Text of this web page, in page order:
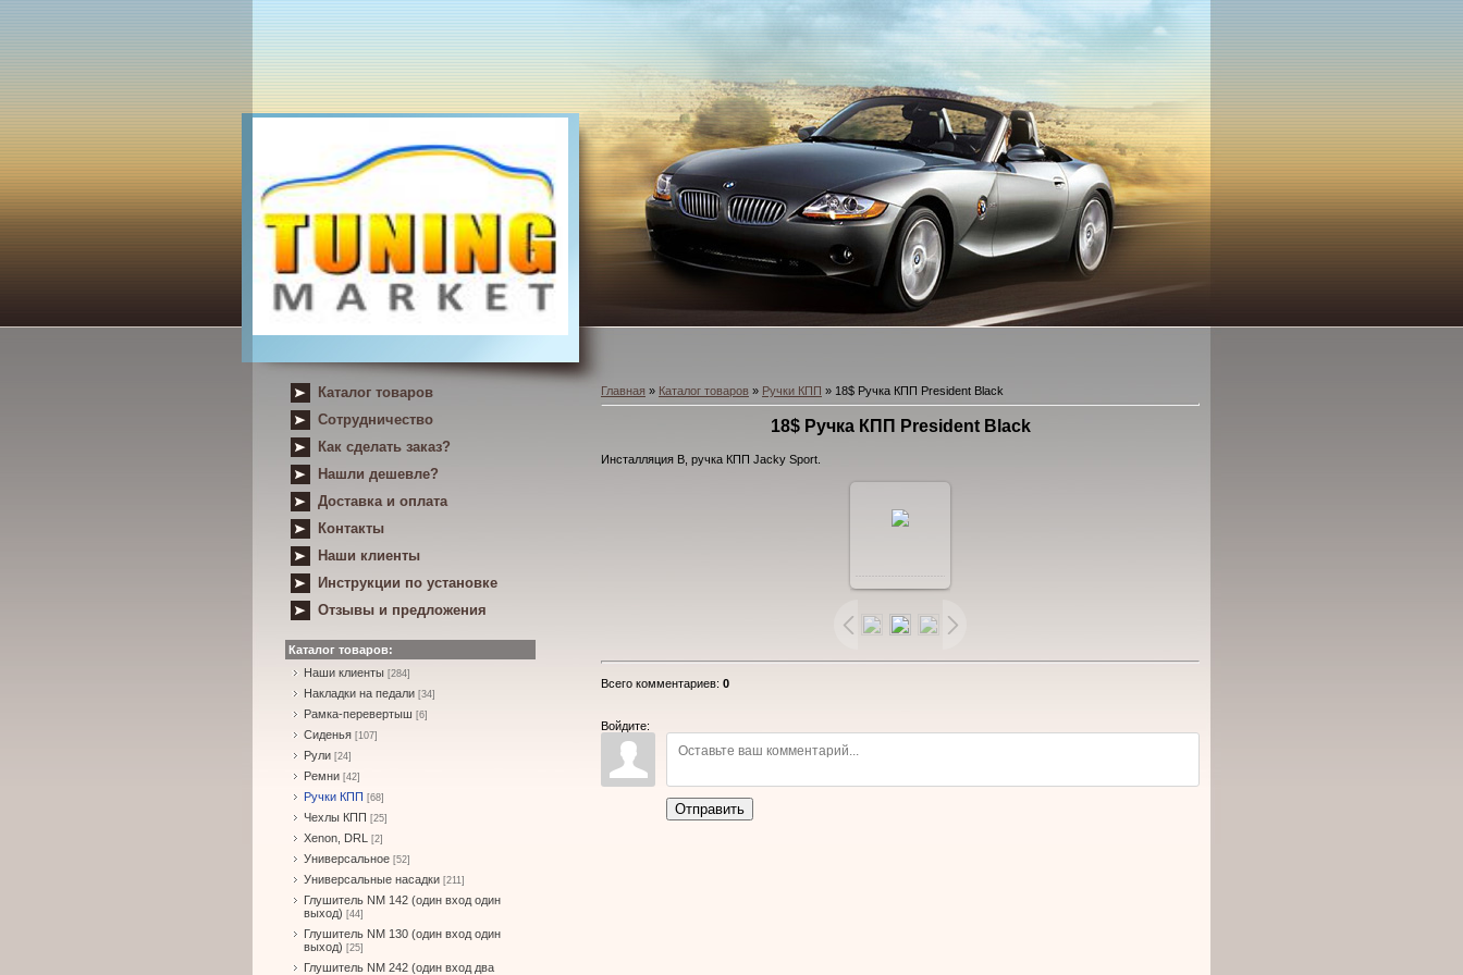
Каталог товаров
Сотрудничество
Как сделать заказ?
Нашли дешевле?
Доставка и оплата
Контакты
Наши клиенты
Инструкции по установке
Отзывы и предложения
Каталог товаров:
Наши клиенты [284]
Накладки на педали [34]
Рамка-перевертыш [6]
Сиденья [107]
Рули [24]
Ремни [42]
Ручки КПП [68]
Чехлы КПП [25]
Xenon, DRL [2]
Универсальное [52]
Универсальные насадки [211]
Глушитель NM 142 (один вход один
выход) [44]
Глушитель NM 130 (один вход один
выход) [25]
Глушитель NM 242 (один вход два
Главная » Каталог товаров » Ручки КПП » 18$ Ручка КПП President Black
18$ Ручка КПП President Black
Инсталляция B, ручка КПП Jacky Sport.
размере
Всего комментариев: 0
Войдите:
Отправить